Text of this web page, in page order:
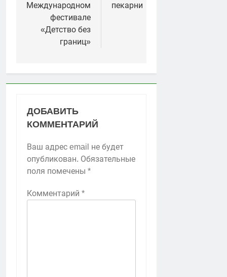
Международном
фестивале
«Детство без
границ»
пекарни
ДОБАВИТЬ
КОММЕНТАРИЙ
Ваш адрес email не будет
опубликован. Обязательные
поля помечены *
Комментарий *